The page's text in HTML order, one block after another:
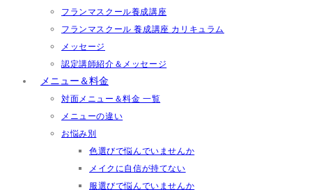
フランマスクール養成講座
フランマスクール 養成講座 カリキュラム
メッセージ
認定講師紹介＆メッセージ
メニュー＆料金
対面メニュー＆料金 一覧
メニューの違い
お悩み別
色選びで悩んでいませんか
メイクに自信が持てない
服選びで悩んでいませんか